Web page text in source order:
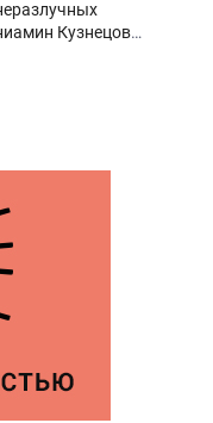
Кузнецов